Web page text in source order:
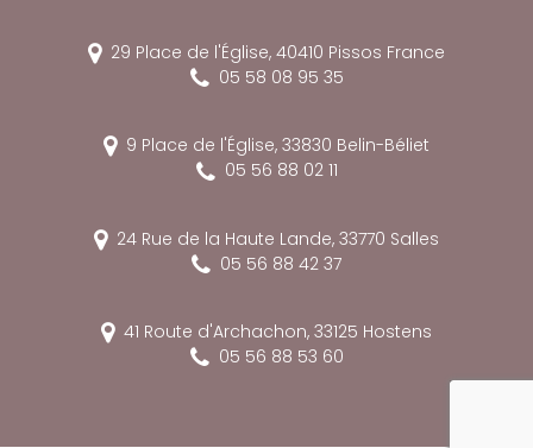
29 Place de l'Église, 40410 Pissos France
05 58 08 95 35
9 Place de l'Église, 33830 Belin-Béliet
05 56 88 02 11
24 Rue de la Haute Lande, 33770 Salles
05 56 88 42 37
41 Route d'Archachon, 33125 Hostens
05 56 88 53 60